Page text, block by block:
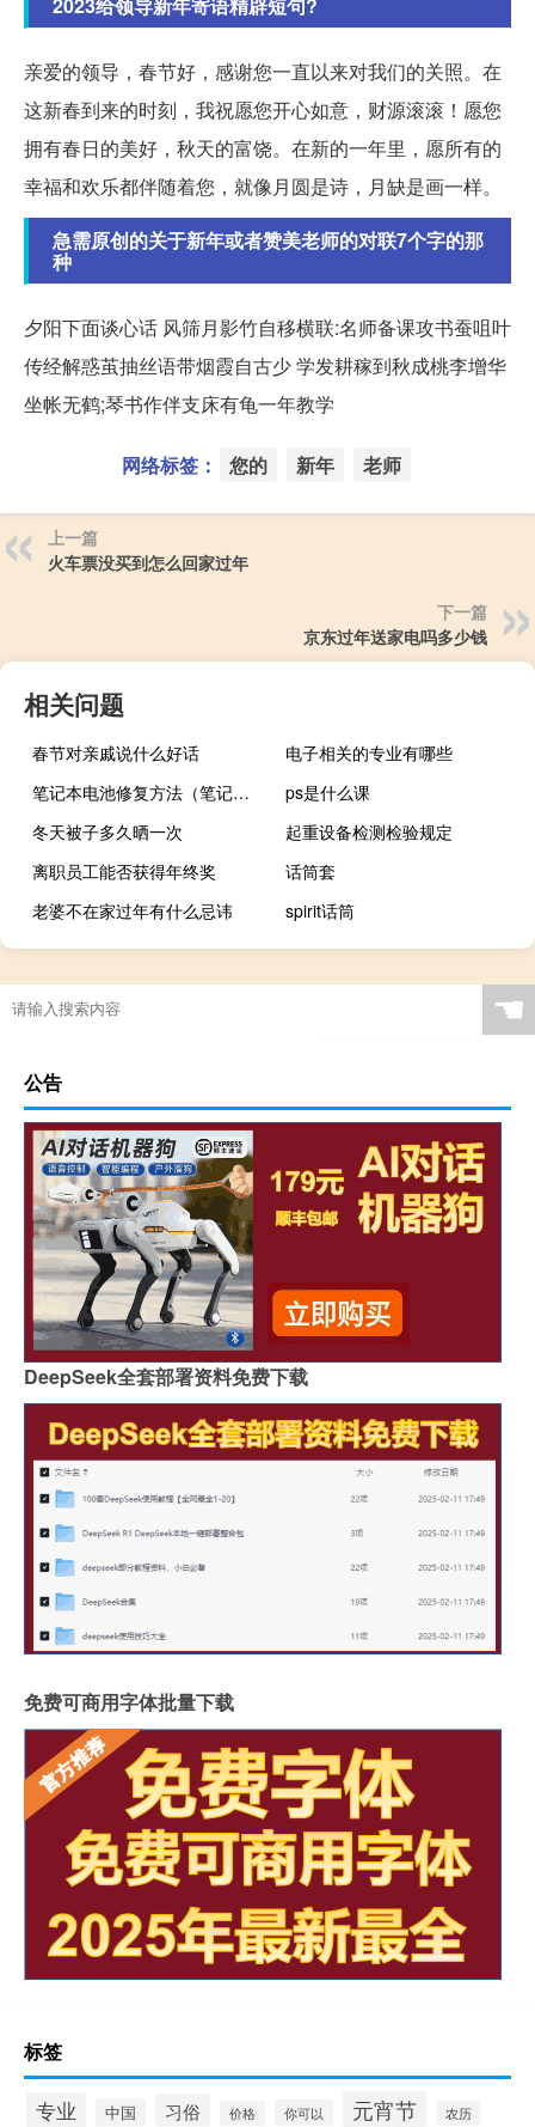
2023给领导新年寄语精辟短句?
亲爱的领导，春节好，感谢您一直以来对我们的关照。在
这新春到来的时刻，我祝愿您开心如意，财源滚滚！愿您
拥有春日的美好，秋天的富饶。在新的一年里，愿所有的
幸福和欢乐都伴随着您，就像月圆是诗，月缺是画一样。
急需原创的关于新年或者赞美老师的对联7个字的那
种
夕阳下面谈心话 风筛月影竹自移横联:名师备课攻书蚕咀叶
传经解惑茧抽丝语带烟霞自古少 学发耕稼到秋成桃李增华
坐帐无鹤;琴书作伴支床有龟一年教学
网络标签： 您的 新年 老师
上一篇
火车票没买到怎么回家过年
下一篇
京东过年送家电吗多少钱
相关问题
春节对亲戚说什么好话
电子相关的专业有哪些
笔记本电池修复方法（笔记本电池）
ps是什么课
冬天被子多久晒一次
起重设备检测检验规定
离职员工能否获得年终奖
话筒套
老婆不在家过年有什么忌讳
spirit话筒
☚
公告
DeepSeek全套部署资料免费下载
免费可商用字体批量下载
标签
专业 中国 习俗 价格 你可以 元宵节 农历